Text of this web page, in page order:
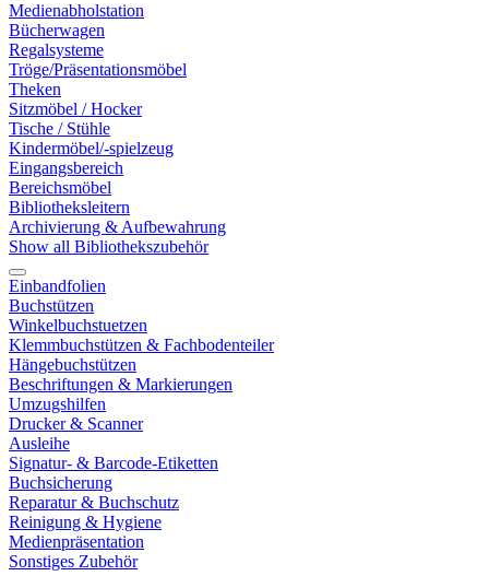
Medienabholstation
Bücherwagen
Regalsysteme
Tröge/Präsentationsmöbel
Theken
Sitzmöbel / Hocker
Tische / Stühle
Kindermöbel/-spielzeug
Eingangsbereich
Bereichsmöbel
Bibliotheksleitern
Archivierung & Aufbewahrung
Show all Bibliothekszubehör
Einbandfolien
Buchstützen
Winkelbuchstuetzen
Klemmbuchstützen & Fachbodenteiler
Hängebuchstützen
Beschriftungen & Markierungen
Umzugshilfen
Drucker & Scanner
Ausleihe
Signatur- & Barcode-Etiketten
Buchsicherung
Reparatur & Buchschutz
Reinigung & Hygiene
Medienpräsentation
Sonstiges Zubehör